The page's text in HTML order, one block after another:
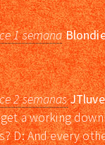
1 semana
2 semanas
a working
D: And every